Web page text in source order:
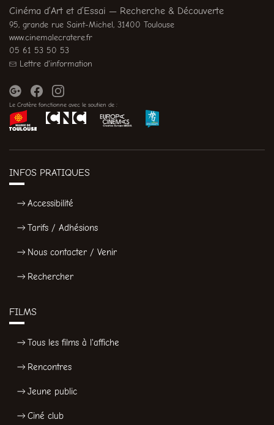
Cinéma d’Art et d’Essai — Recherche & Découverte
95, grande rue Saint-Michel, 31400 Toulouse
www.cinemalecratere.fr
05 61 53 50 53
Lettre d'information
Le Cratère fonctionne avec le soutien de :
INFOS PRATIQUES
Accessibilité
Tarifs / Adhésions
Nous contacter / Venir
Rechercher
FILMS
Tous les films à l'affiche
Rencontres
Jeune public
Ciné club